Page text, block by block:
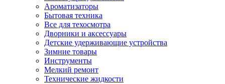
Ароматизаторы
Бытовая техника
Все для техосмотра
Дворники и аксессуары
Детские удерживающие устройства
Зимние товары
Инструменты
Мелкий ремонт
Технические жидкости